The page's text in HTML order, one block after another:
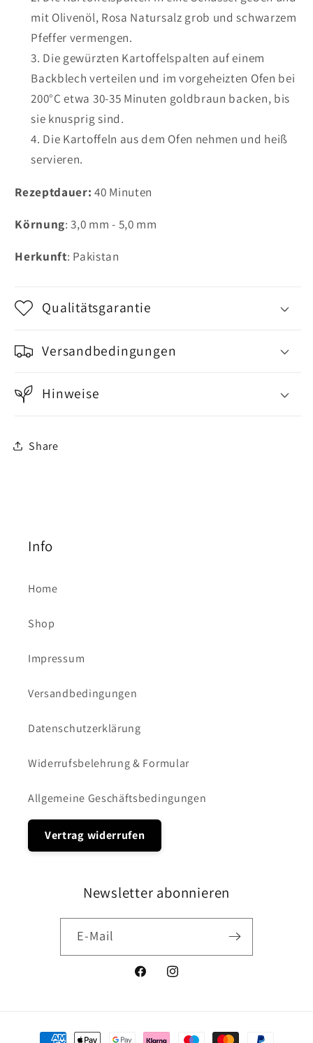
mit Olivenöl, Rosa Natursalz grob und schwarzem
Pfeffer vermengen.
Die gewürzten Kartoffelspalten auf einem
Backblech verteilen und im vorgeheizten Ofen bei
200°C etwa 30-35 Minuten goldbraun backen, bis
sie knusprig sind.
Die Kartoffeln aus dem Ofen nehmen und heiß
servieren.
Rezeptdauer: 40 Minuten
Körnung: 3,0 mm - 5,0 mm
Herkunft: Pakistan
Qualitätsgarantie
Versandbedingungen
Hinweise
Share
Info
Home
Shop
Impressum
Versandbedingungen
Datenschutzerklärung
Widerrufsbelehrung & Formular
Allgemeine Geschäftsbedingungen
Vertrag widerrufen
Newsletter abonnieren
E-Mail
FacebookInstagram
Zahlungsmethoden